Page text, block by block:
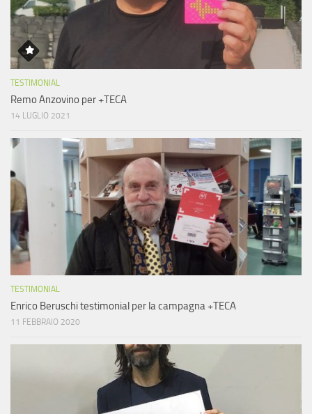
TESTIMONIAL
Remo Anzovino per +TECA
14 LUGLIO 2021
TESTIMONIAL
Enrico Beruschi testimonial per la campagna +TECA
11 FEBBRAIO 2020